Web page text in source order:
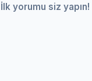
yorumu siz yapın!